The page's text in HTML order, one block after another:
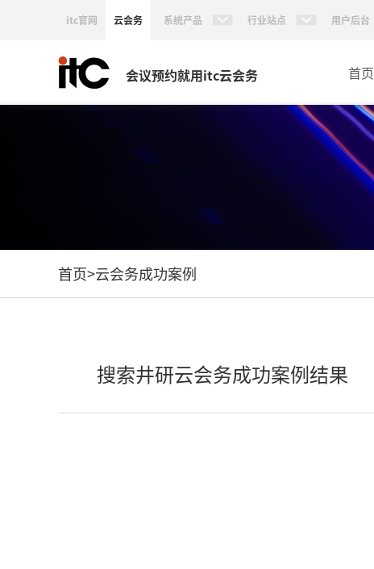
itc官网 云会务 系统产品 行业站点 用户后台
会议预约就用itc云会务 首页
首页>云会务成功案例
搜索井研云会务成功案例结果